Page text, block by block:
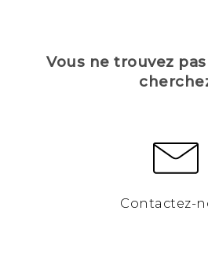
Vous ne trouvez
Contactez-